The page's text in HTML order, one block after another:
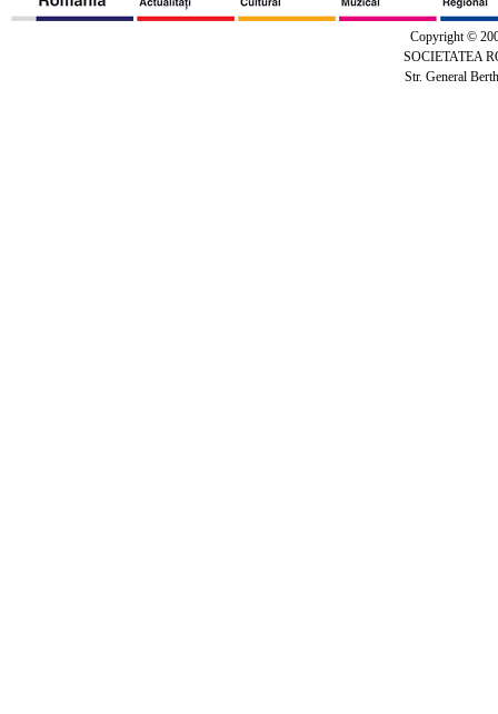
Copyright ©
SOCIETATEA
Str. General